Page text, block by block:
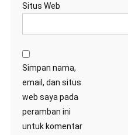
Situs Web
Simpan nama,
email, dan situs
web saya pada
peramban ini
untuk komentar